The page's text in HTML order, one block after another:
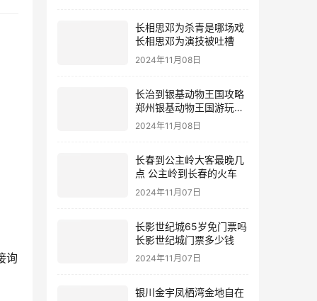
询
长相思邓为杀青是哪场戏
长相思邓为演技被吐槽
2024年11月08日
长治到银基动物王国攻略
郑州银基动物王国游玩攻
略
2024年11月08日
长春到公主岭大客最晚几
点 公主岭到长春的火车
2024年11月07日
长影世纪城65岁免门票吗
长影世纪城门票多少钱
2024年11月07日
银川金宇凤栖湾金地自在